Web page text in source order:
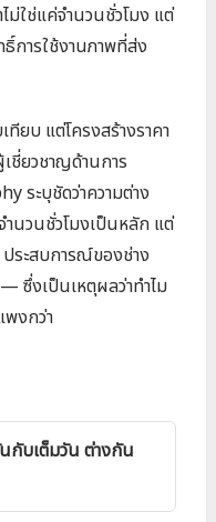
ม่ใช่แค่จำนวนชั่วโมง แต่
การใช้งานภาพที่ส่ง
ทียบ แต่โครงสร้างราคา
ชี่ยวชาญด้านการ
ระบุชัดว่าความต่าง
ำนวนชั่วโมงเป็นหลัก แต่
ระสบการณ์ของช่าง
ซึ่งเป็นเหตุผลว่าทำไม
พงกว่า
กับเต็มวัน ต่างกัน